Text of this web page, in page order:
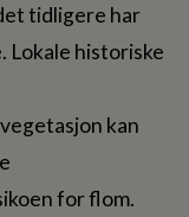
tidligere har
Lokale historiske
kan
for flom.